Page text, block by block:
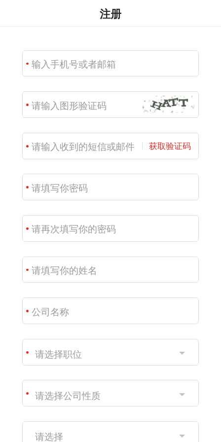
注册
获取验证码